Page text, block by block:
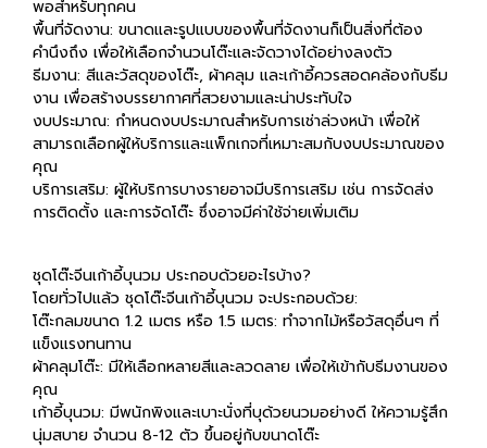
พอสำหรับทุกคน
พื้นที่จัดงาน: ขนาดและรูปแบบของพื้นที่จัดงานก็เป็นสิ่งที่ต้อง
คำนึงถึง เพื่อให้เลือกจำนวนโต๊ะและจัดวางได้อย่างลงตัว
ธีมงาน: สีและวัสดุของโต๊ะ, ผ้าคลุม และเก้าอี้ควรสอดคล้องกับธีม
งาน เพื่อสร้างบรรยากาศที่สวยงามและน่าประทับใจ
งบประมาณ: กำหนดงบประมาณสำหรับการเช่าล่วงหน้า เพื่อให้
สามารถเลือกผู้ให้บริการและแพ็กเกจที่เหมาะสมกับงบประมาณของ
คุณ
บริการเสริม: ผู้ให้บริการบางรายอาจมีบริการเสริม เช่น การจัดส่ง
การติดตั้ง และการจัดโต๊ะ ซึ่งอาจมีค่าใช้จ่ายเพิ่มเติม
ชุดโต๊ะจีนเก้าอี้บุนวม ประกอบด้วยอะไรบ้าง?
โดยทั่วไปแล้ว ชุดโต๊ะจีนเก้าอี้บุนวม จะประกอบด้วย:
โต๊ะกลมขนาด 1.2 เมตร หรือ 1.5 เมตร: ทำจากไม้หรือวัสดุอื่นๆ ที่
แข็งแรงทนทาน
ผ้าคลุมโต๊ะ: มีให้เลือกหลายสีและลวดลาย เพื่อให้เข้ากับธีมงานของ
คุณ
เก้าอี้บุนวม: มีพนักพิงและเบาะนั่งที่บุด้วยนวมอย่างดี ให้ความรู้สึก
นุ่มสบาย จำนวน 8-12 ตัว ขึ้นอยู่กับขนาดโต๊ะ